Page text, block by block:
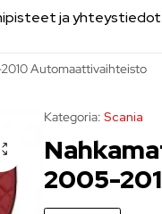
ja yhteystiedot
Automaattivaihteisto
Kategoria: Scania
2005-